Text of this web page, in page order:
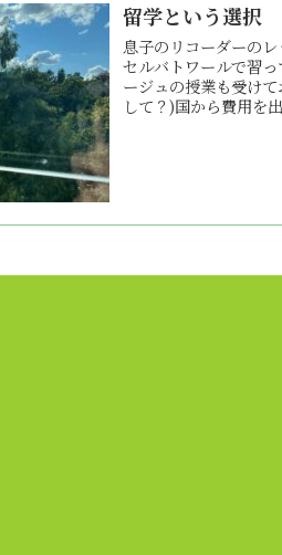
留学という選択
息子のリコーダーの
セルバトワールで習
ージュの授業も受け
して？)国から費用を